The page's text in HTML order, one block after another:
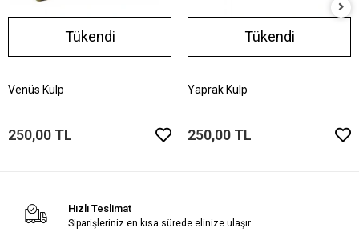
Tükendi
Venüs Kulp
250,00 TL
Tükendi
Yaprak Kulp
250,00 TL
Hızlı Teslimat
Siparişleriniz en kısa sürede elinize ulaşır.